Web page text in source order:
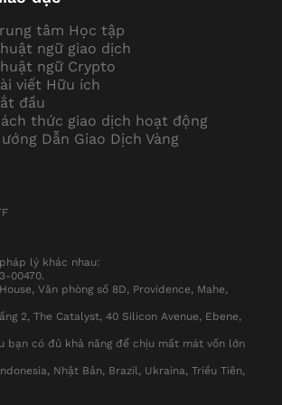
tâm Học tập
ngữ giao dịch
ngữ Crypto
viết Hữu ích
đầu
thức giao dịch hoạt động
Dẫn Giao Dịch Vàng
lý khác nhau:
00470.
Văn phòng số 8D, Providence, Mahe,
2, The Catalyst, 40 Silicon Avenue, Ebene,
bạn có đủ khả năng để chịu mất mát vốn lớn
Nhật Bản, Brazil, Ukraina, Triều Tiên,